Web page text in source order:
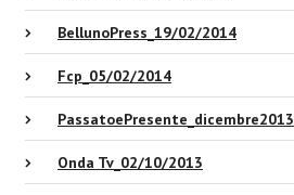
BellunoPress_19/02/2014
Fcp_05/02/2014
PassatoePresente_dicembre2013
Onda Tv_02/10/2013